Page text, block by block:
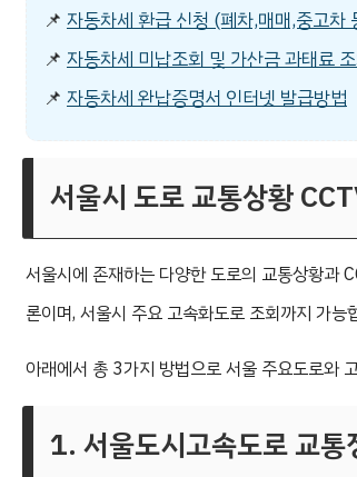
📌 자동차세 환급 신청 (폐차,매매,중고차
📌 자동차세 미납조회 및 가산금 과태료
📌 자동차세 완납증명서 인터넷 발급방법
서울시 도로 교통상황
서울시에 존재하는 다양한 도로의 교통상황과
론이며, 서울시 주요 고속화도로 조회까지 가능
아래에서 총 3가지 방법으로 서울 주요도로와
1. 서울도시고속도로 교통